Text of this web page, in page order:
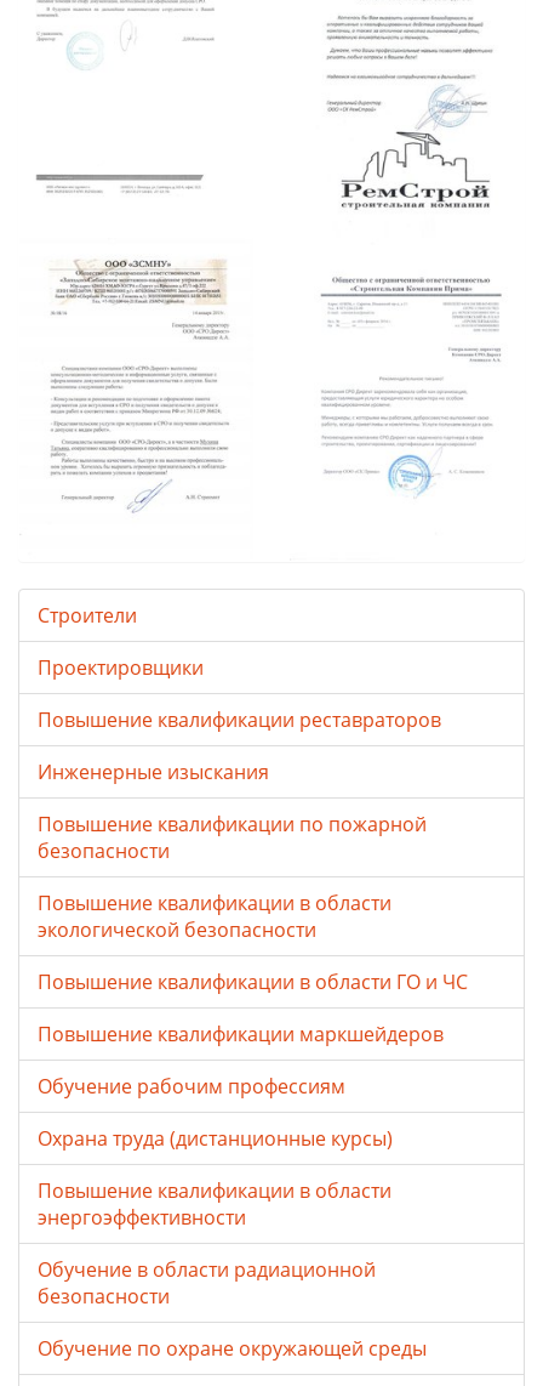
Строители
Проектировщики
Повышение квалификации реставраторов
Инженерные изыскания
Повышение квалификации по пожарной
безопасности
Повышение квалификации в области
экологической безопасности
Повышение квалификации в области ГО и ЧС
Повышение квалификации маркшейдеров
Обучение рабочим профессиям
Охрана труда (дистанционные курсы)
Повышение квалификации в области
энергоэффективности
Обучение в области радиационной
безопасности
Обучение по охране окружающей среды